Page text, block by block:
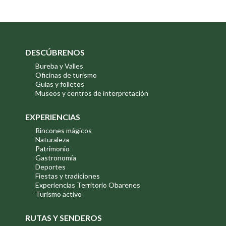
DESCÚBRENOS
Bureba y Valles
Oficinas de turismo
Guías y folletos
Museos y centros de interpretación
EXPERIENCIAS
Rincones mágicos
Naturaleza
Patrimonio
Gastronomía
Deportes
Fiestas y tradiciones
Experiencias Territorio Obarenes
Turismo activo
RUTAS Y SENDEROS